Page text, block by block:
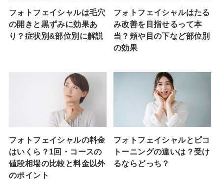
フォトフェイシャルは毛穴
の開きと黒ずみに効果あ
り？症状別&部位別に解説
フォトフェイシャルはたる
み改善を目指せるって本
当？頬や目の下など部位別
の効果
フォトフェイシャルの料金
はいくら？1回・コースの
値段相場の比較と料金以外
のポイント
フォトフェイシャルとピコ
トーニングの違いは？受け
るならどっち？